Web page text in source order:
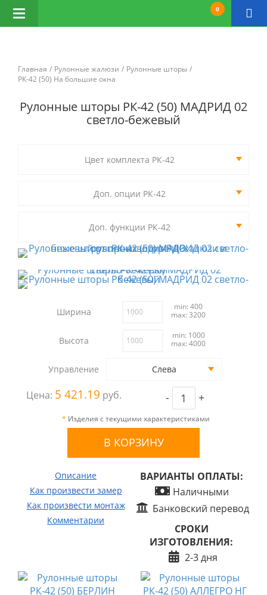
0
Открыть
навигацию
Главная Рулонные жалюзи
Рулонные шторы
РК-42 (50) На большие окна
Рулонные шторы РК-42 (50) МАДРИД 02
светло-бежевый
Цвет комплекта РК-42
Доп. опции РК-42
Доп. функции РК-42
Ширина
min: 400
max: 3200
Высота
min: 1000
max: 4000
Управление Слева
Цена: 5 421.19 руб. - +
* Изделия с текущими характеристиками
Описание
Как произвести замер
Как произвести монтаж
Комментарии
ВАРИАНТЫ ОПЛАТЫ:
Наличными
Банковский перевод
СРОКИ
ИЗГОТОВЛЕНИЯ:
2-3 дня